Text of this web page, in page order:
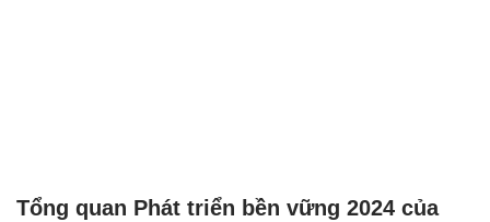
Tổng quan Phát triển bền vững 2024 của